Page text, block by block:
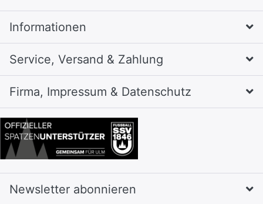
Informationen
Service, Versand & Zahlung
Firma, Impressum & Datenschutz
Newsletter abonnieren